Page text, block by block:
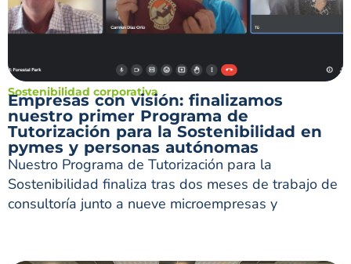
Sostenibilidad corporativa
Empresas con visión: finalizamos
nuestro primer Programa de
Tutorización para la Sostenibilidad en
pymes y personas autónomas
Nuestro Programa de Tutorización para la
Sostenibilidad finaliza tras dos meses de trabajo de
consultoría junto a nueve microempresas y